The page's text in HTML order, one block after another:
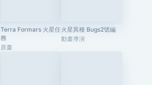
Terra Formars 火星任
務
原畫
火星異種 Bugs2號編
動畫導演